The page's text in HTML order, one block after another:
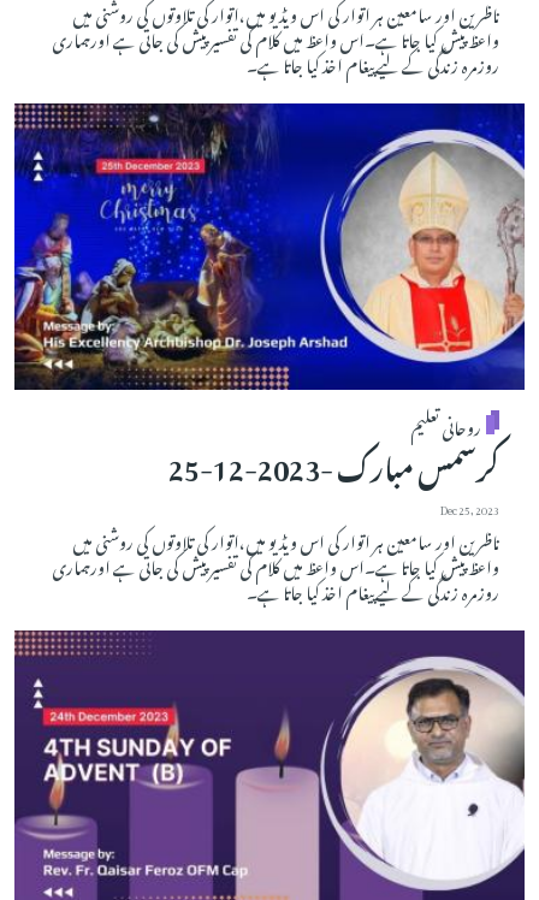
ناظرین اور سامعین ہر اتوار کی اس ویڈیو میں،اتوار کی تلاوتوں کی روشنی میں
واعظ پیش کیا جاتا ہے۔اس واعظ میں کلام کی تفسیر پیش کی جاتی ہے اورہماری
روزمرہ زندگی کے لیے پیغام اخذ کیا جاتا ہے۔
روحانی تعلیم
کرسمس مبارک -2023-12-25
Dec 25, 2023
ناظرین اور سامعین ہر اتوار کی اس ویڈیو میں،اتوار کی تلاوتوں کی روشنی میں
واعظ پیش کیا جاتا ہے۔اس واعظ میں کلام کی تفسیر پیش کی جاتی ہے اورہماری
روزمرہ زندگی کے لیے پیغام اخذ کیا جاتا ہے۔